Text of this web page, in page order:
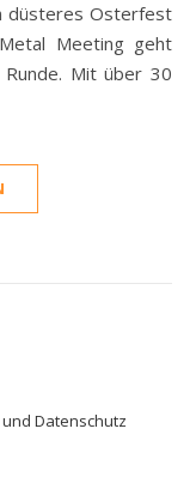
Meeting geht
Mit über 30
Datenschutz